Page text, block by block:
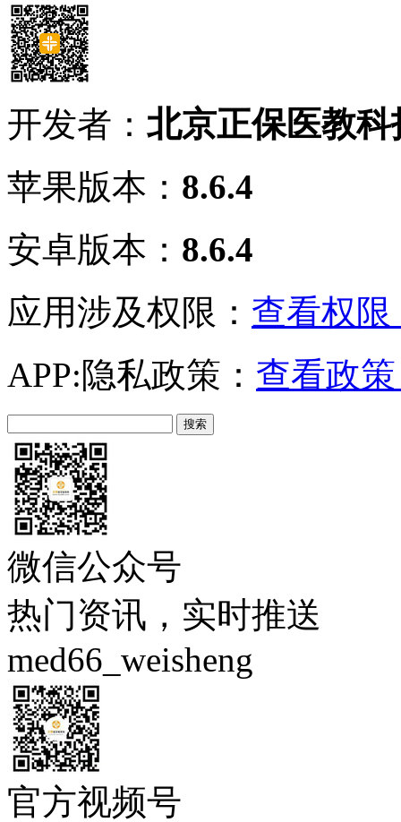
开发者： 北京正保医教
苹果版本： 8.6.4
安卓版本： 8.6.4
应用涉及权限： 查看权限
APP:隐私政策： 查看政
微信公众号
热门资讯，实时推送
med66_weisheng
官方视频号